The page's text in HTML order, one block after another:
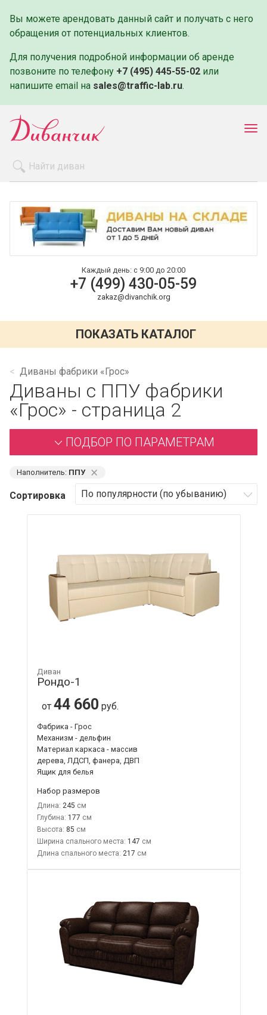
Вы можете арендовать данный сайт и получать с него
обращения от потенциальных клиентов.
Для получения подробной информации об аренде
позвоните по телефону +7 (495) 445-55-02 или
напишите email на sales@traffic-lab.ru.
Оплата и доставка
Контакты
Каждый день: с 9:00 до 20:00
+7 (499) 430-05-59
zakaz@divanchik.org
ПОКАЗАТЬ КАТАЛОГ
Диваны фабрики «Грос»
Диваны с ППУ фабрики
«Грос» - страница 2
ПОДБОР ПО ПАРАМЕТРАМ
Наполнитель: ППУ ⨯
Сортировка
Диван
Рондо-1
от 44 660 руб.
Фабрика - Грос
Механизм - дельфин
Материал каркаса - массив
дерева, ЛДСП, фанера, ДВП
Ящик для белья
Набор размеров
Длина: 245
Глубина: 177
Высота: 85
Ширина спального места: 147
Длина спального места: 217